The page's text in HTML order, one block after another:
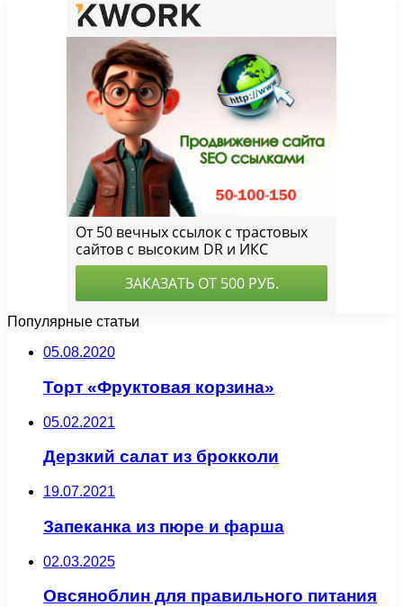
Популярные статьи
05.08.2020
Торт «Фруктовая корзина»
05.02.2021
Дерзкий салат из брокколи
19.07.2021
Запеканка из пюре и фарша
02.03.2025
Овсяноблин для правильного питания